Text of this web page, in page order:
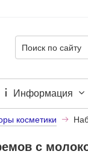
Информация
косметики
с